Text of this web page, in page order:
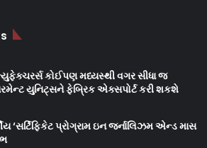
કોઈપણ મધ્યસ્થી વગર સીધા જ
યુનિટ્સને ફેબ્રિક એક્સપોર્ટ કરી શકશે
‘સર્ટિફિકેટ પ્રોગ્રામ ઇન જર્નાલિઝમ એન્ડ માસ